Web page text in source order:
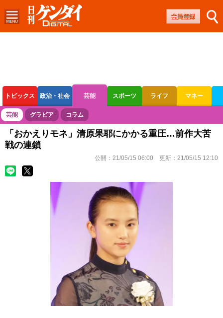
トピックス 政治・社会 芸能 スポーツ ライフ マネー
ボートレース 競輪 オートレース
芸能 グラビア コラム
「おかえりモネ」清原果耶にかかる重圧…前作大苦
戦の連鎖
公開： 21/05/15 06:00 更新： 21/05/15 12:10